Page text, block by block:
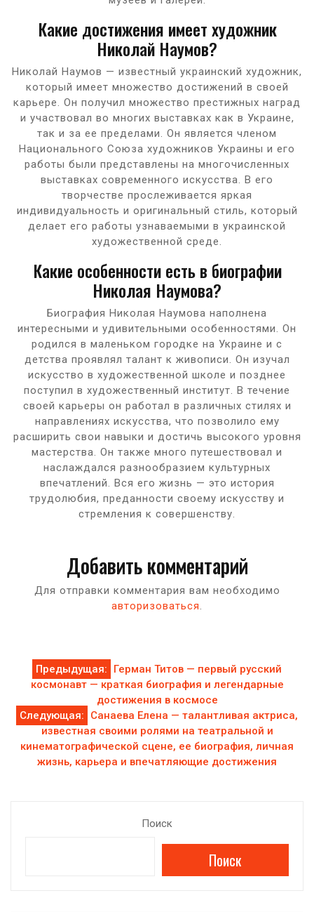
Какие достижения имеет художник
Николай Наумов?
Николай Наумов — известный украинский художник,
который имеет множество достижений в своей
карьере. Он получил множество престижных наград
и участвовал во многих выставках как в Украине,
так и за ее пределами. Он является членом
Национального Союза художников Украины и его
работы были представлены на многочисленных
выставках современного искусства. В его
творчестве прослеживается яркая
индивидуальность и оригинальный стиль, который
делает его работы узнаваемыми в украинской
художественной среде.
Какие особенности есть в биографии
Николая Наумова?
Биография Николая Наумова наполнена
интересными и удивительными особенностями. Он
родился в маленьком городке на Украине и с
детства проявлял талант к живописи. Он изучал
искусство в художественной школе и позднее
поступил в художественный институт. В течение
своей карьеры он работал в различных стилях и
направлениях искусства, что позволило ему
расширить свои навыки и достичь высокого уровня
мастерства. Он также много путешествовал и
наслаждался разнообразием культурных
впечатлений. Вся его жизнь — это история
трудолюбия, преданности своему искусству и
стремления к совершенству.
Добавить комментарий
Для отправки комментария вам необходимо
авторизоваться
Навигация
по
записям
Предыдущая:
Герман Титов — первый русский
космонавт — краткая биография и легендарные
достижения в космосе
Следующая:
Санаева Елена — талантливая актриса,
известная своими ролями на театральной и
кинематографической сцене, ее биография, личная
жизнь, карьера и впечатляющие достижения
Поиск
Поиск